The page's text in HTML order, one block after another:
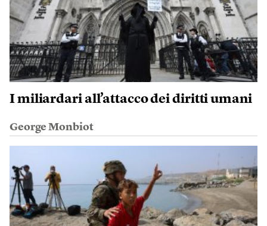
I miliardari all’attacco dei diritti umani
George Monbiot